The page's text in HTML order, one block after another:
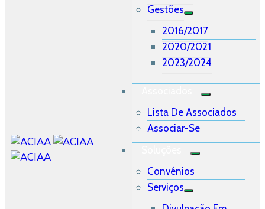
Gestões
2016/2017
2020/2021
2023/2024
Lista De Associados
Associar-Se
Convênios
Serviços